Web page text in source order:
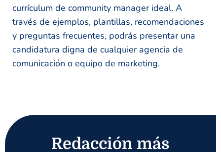
currículum de community manager ideal. A
través de ejemplos, plantillas, recomendaciones
y preguntas frecuentes, podrás presentar una
candidatura digna de cualquier agencia de
comunicación o equipo de marketing.
Redacción más